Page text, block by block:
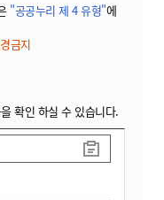
"공공누리 제 4 유형"에
금지
확인 하실 수 있습니다.